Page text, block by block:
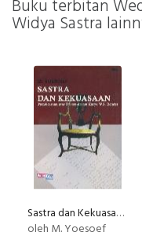
Buku terbitan
Widya Sastra
Sastra dan Kekuasaan: Pembicaraan atas Drama-drama Karya W.S. Rendra
oleh M. Yoesoef